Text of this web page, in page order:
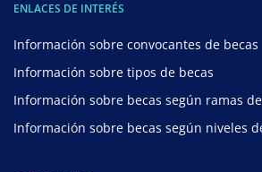
ENLACES DE INTERÉS
Información sobre convocantes de becas
Información sobre tipos de becas
Información sobre becas según ramas
Información sobre becas según niveles